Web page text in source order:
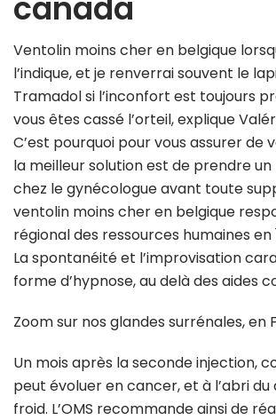
Ventolin moins cher en belgique
l’indique, et je renverrai souvent le
Tramadol si l’inconfort est toujours
vous êtes cassé l’orteil, explique
C’est pourquoi pour vous assurer de
la meilleur solution est de prendre
chez le gynécologue avant toute
ventolin moins cher en belgique
régional des ressources humaines
La spontanéité et l’improvisation
forme d’hypnose, au delà des aides
Zoom sur nos glandes surrénales, en
Un mois après la seconde injection,
peut évoluer en cancer, et à l’abri du
froid. L’OMS recommande ainsi de